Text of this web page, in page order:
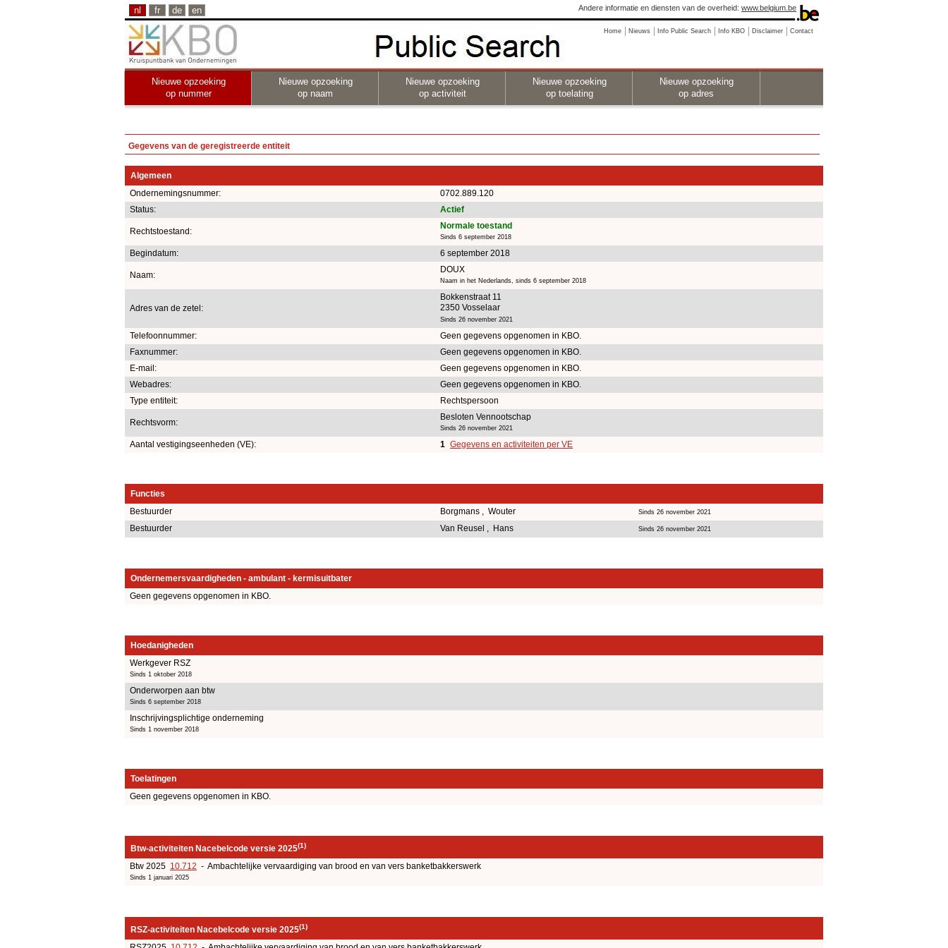
nl fr de en Andere informatie en diensten van de overheid: www.belgium.be
Home Nieuws Info Public Search Info KBO Disclaimer Contact
Nieuwe opzoeking
op nummer
Nieuwe opzoeking
op naam
Nieuwe opzoeking
op activiteit
Nieuwe opzoeking
op toelating
Nieuwe opzoeking
op adres
Gegevens van de geregistreerde entiteit
Algemeen
Ondernemingsnummer:
0702.889.120
Status:
Actief
Rechtstoestand:
Normale toestand
Sinds 6 september 2018
Begindatum: 6 september 2018
Naam:
DOUX
Naam in het Nederlands, sinds 6 september 2018
Adres van de zetel:
Bokkenstraat 11
2350 Vosselaar
Sinds 26 november 2021
Telefoonnummer:
Geen gegevens opgenomen in KBO.
Faxnummer:
Geen gegevens opgenomen in KBO.
E-mail:
Geen gegevens opgenomen in KBO.
Webadres:
Geen gegevens opgenomen in KBO.
Type entiteit:
Rechtspersoon
Rechtsvorm:
Besloten Vennootschap
Sinds 26 november 2021
Aantal vestigingseenheden (VE): 1 Gegevens en activiteiten per VE
Functies
Bestuurder
Borgmans , Wouter Sinds 26 november 2021
Bestuurder Van Reusel , Hans Sinds 26 november 2021
Ondernemersvaardigheden - ambulant - kermisuitbater
Geen gegevens opgenomen in KBO.
Hoedanigheden
Werkgever RSZ
Sinds 1 oktober 2018
Onderworpen aan btw
Sinds 6 september 2018
Inschrijvingsplichtige onderneming
Sinds 1 november 2018
Toelatingen
Geen gegevens opgenomen in KBO.
Btw-activiteiten Nacebelcode versie 2025(1)
Btw 2025 10.712 - Ambachtelijke vervaardiging van brood en van vers banketbakkerswerk
Sinds 1 januari 2025
RSZ-activiteiten Nacebelcode versie 2025(1)